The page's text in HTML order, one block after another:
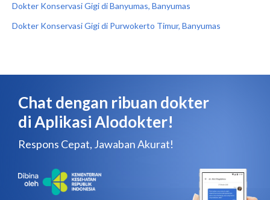
Dokter Konservasi Gigi di Banyumas, Banyumas
Dokter Konservasi Gigi di Purwokerto Timur, Banyumas